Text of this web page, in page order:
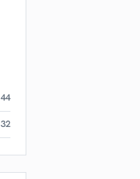
44
32